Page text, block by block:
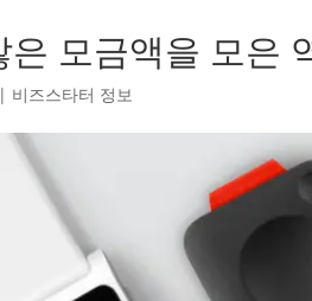
은 모금액을 모은
| 비즈스타터 정보